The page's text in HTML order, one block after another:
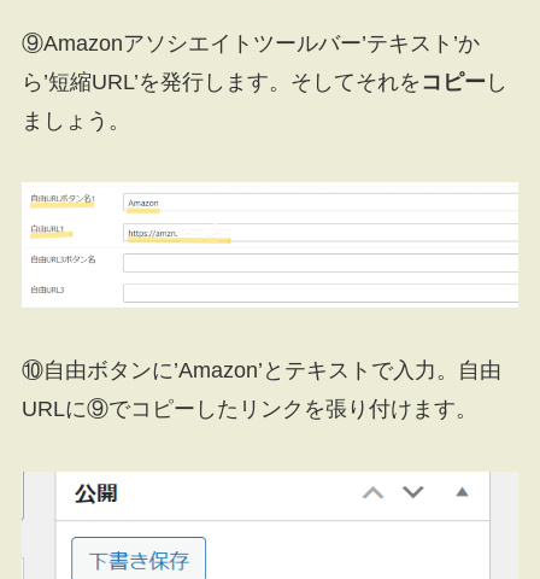
⑨Amazonアソシエイトツールバー’テキスト’か
ら’短縮URL’を発行します。そしてそれを コピー し
ましょう。
⑩自由ボタンに’Amazon’とテキストで入力。自由
URLに⑨でコピーしたリンクを張り付けます。